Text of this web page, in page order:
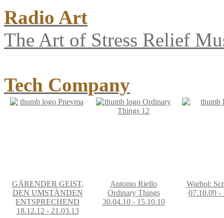
Radio Art
The Art of Stress Relief
Tech Company
GÄRENDER GEIST,
DEN UMSTÄNDEN
ENTSPRECHEND
18.12.12 - 21.03.13
Antonio Riello
Ordinary Things
30.04.10 - 15.10.10
Warhol:
07.10.09 -